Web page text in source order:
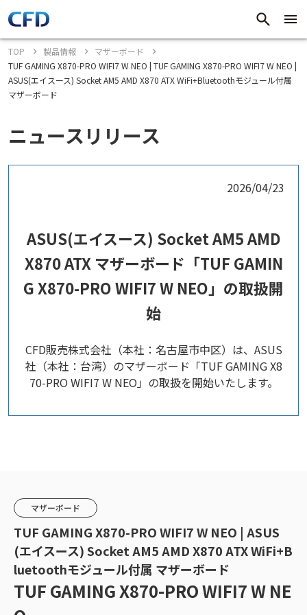
TOP 製品情報
マザーボード
TUF GAMING X870-PRO WIFI7 W NEO | TUF GAMING X870-PRO WIFI7 W NEO |
ASUS(エイスース) Socket AM5 AMD X870 ATX WiFi+Bluetoothモジュール付属
マザーボード
ニュースリリース
2026/04/23
ASUS(エイスース) Socket AM5 AMD
X870 ATX マザーボード「TUF GAMIN
G X870-PRO WIFI7 W NEO」の取扱開
始
CFD販売株式会社（本社：名古屋市中区）は、ASUS
社（本社：台湾）のマザーボード「TUF GAMING X8
70-PRO WIFI7 W NEO」の取扱を開始いたします。
マザーボード
TUF GAMING X870-PRO WIFI7 W NEO | ASUS
(エイスース) Socket AM5 AMD X870 ATX WiFi+B
luetoothモジュール付属 マザーボード
TUF GAMING X870-PRO WIFI7 W NE